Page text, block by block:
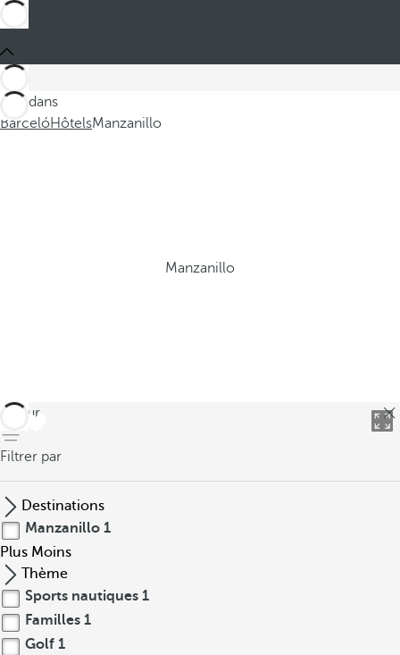
Ces dans
BarcelóHôtelsManzanillo
Manzanillo
retour
Filtrer par
Destinations
Manzanillo 1
Plus Moins
Thème
Sports nautiques 1
Familles 1
Golf 1